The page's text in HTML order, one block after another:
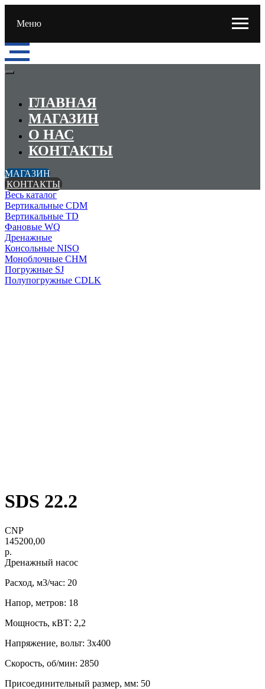
Меню
ГЛАВНАЯ
МАГАЗИН
О НАС
КОНТАКТЫ
МАГАЗИН
КОНТАКТЫ
Весь каталог
Вертикальные CDM
Вертикальные TD
Фановые WQ
Дренажные
Консольные NISO
Моноблочные CHМ
Погружные SJ
Полупогружные CDLK
SDS 22.2
CNP
145200,00
р.
Дренажный насос
Расход, м3/час: 20
Напор, метров: 18
Мощность, кВТ: 2,2
Напряжение, вольт: 3х400
Скорость, об/мин: 2850
Присоединительный размер, мм: 50